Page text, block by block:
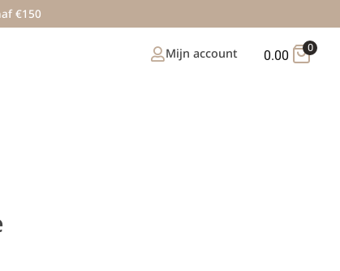
€150
Mijn account 0.00
0